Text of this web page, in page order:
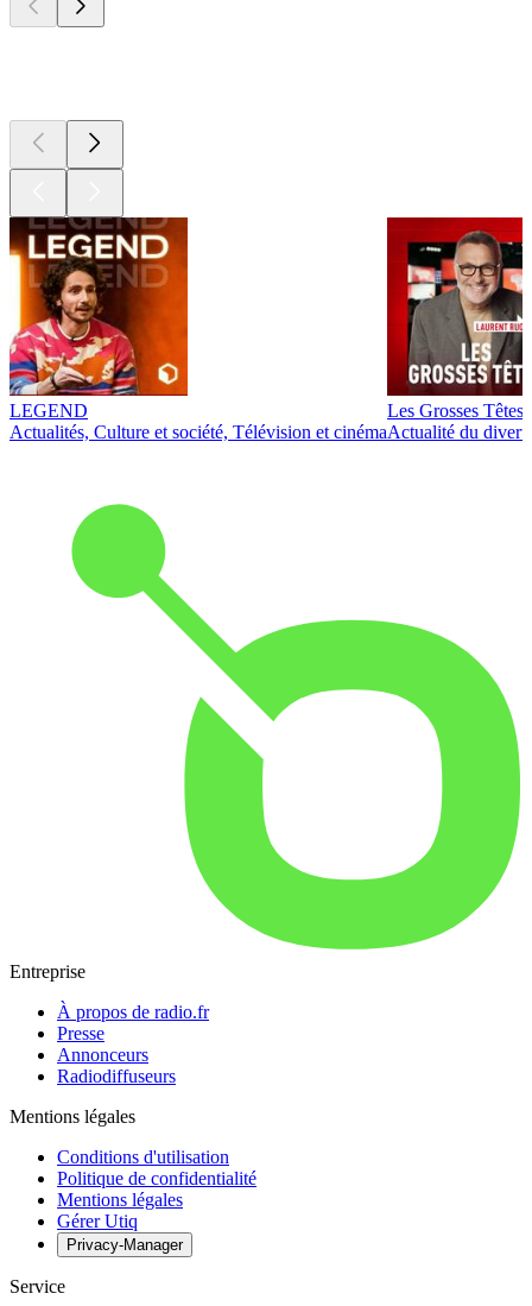
LEGEND
Actualités, Culture et société, Télévision et cinéma
Les Grosses Têtes
Actualité du
Entreprise
À propos de radio.fr
Presse
Annonceurs
Radiodiffuseurs
Mentions légales
Conditions d'utilisation
Politique de confidentialité
Mentions légales
Gérer Utiq
Privacy-Manager
Service